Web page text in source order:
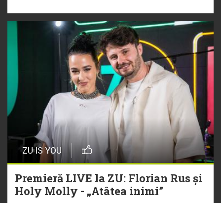
ZU IS YOU
Premieră LIVE la ZU: Florian Rus și
Holy Molly - „Atâtea inimi”